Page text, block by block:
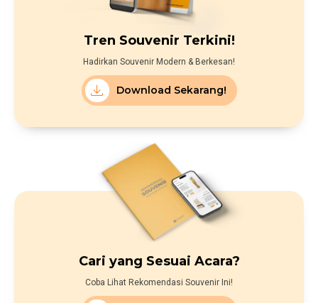
Tren Souvenir Terkini!
Hadirkan Souvenir Modern & Berkesan!
Download Sekarang!
Cari yang Sesuai Acara?
Coba Lihat Rekomendasi Souvenir Ini!